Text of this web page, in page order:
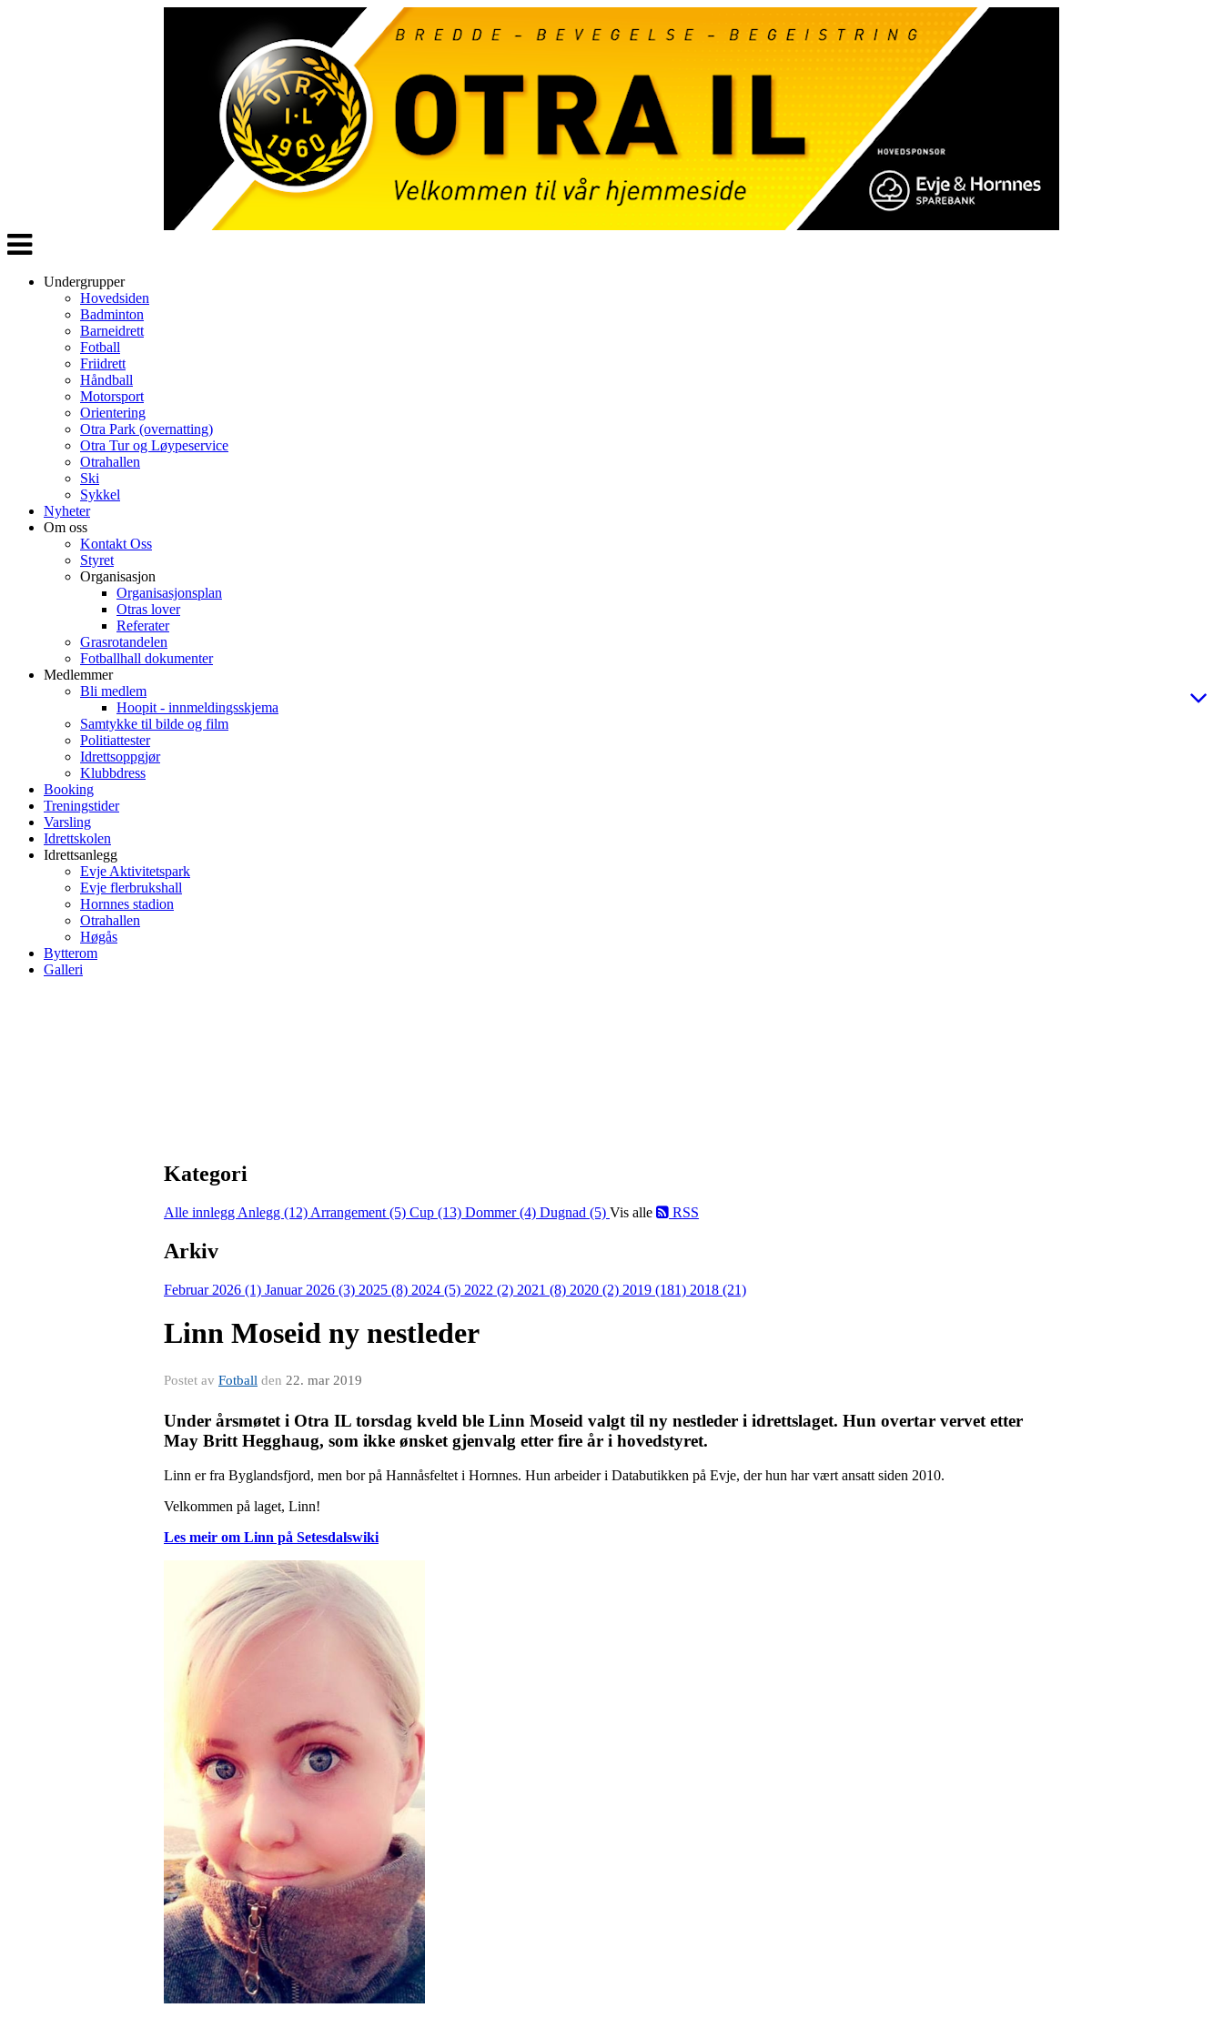
Veksle
navigasjon
Undergrupper
Hovedsiden
Badminton
Barneidrett
Fotball
Friidrett
Håndball
Motorsport
Orientering
Otra Park (overnatting)
Otra Tur og Løypeservice
Otrahallen
Ski
Sykkel
Nyheter
Om oss
Kontakt Oss
Styret
Organisasjon
Organisasjonsplan
Otras lover
Referater
Grasrotandelen
Fotballhall dokumenter
Medlemmer
Bli medlem
Hoopit - innmeldingsskjema
Samtykke til bilde og film
Politiattester
Idrettsoppgjør
Klubbdress
Booking
Treningstider
Varsling
Idrettskolen
Idrettsanlegg
Evje Aktivitetspark
Evje flerbrukshall
Hornnes stadion
Otrahallen
Høgås
Bytterom
Galleri
Kategori
Alle innlegg Anlegg (12) Arrangement (5) Cup (13) Dommer (4) Dugnad (5) Vis alle RSS
Arkiv
Februar 2026 (1) Januar 2026 (3) 2025 (8) 2024 (5) 2022 (2) 2021 (8) 2020 (2) 2019 (181) 2018 (21)
Linn Moseid ny nestleder
Postet av Fotball den 22. mar 2019
Under årsmøtet i Otra IL torsdag kveld ble Linn Moseid valgt til ny nestleder i idrettslaget. Hun overtar vervet etter
May Britt Hegghaug, som ikke ønsket gjenvalg etter fire år i hovedstyret.
Linn er fra Byglandsfjord, men bor på Hannåsfeltet i Hornnes. Hun arbeider i Databutikken på Evje, der hun har vært ansatt siden 2010.
Velkommen på laget, Linn!
Les meir om Linn på Setesdalswiki